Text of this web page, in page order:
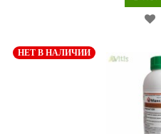
НЕТ В НАЛИЧИИ